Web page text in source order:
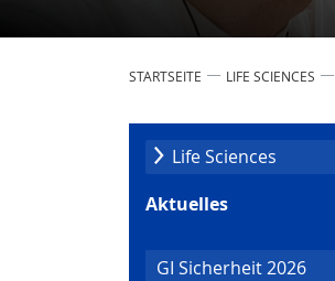
STARTSEITE LIFE SCIENCES
Life Scien­ces
Aktuelles
GI Sicherheit 2026